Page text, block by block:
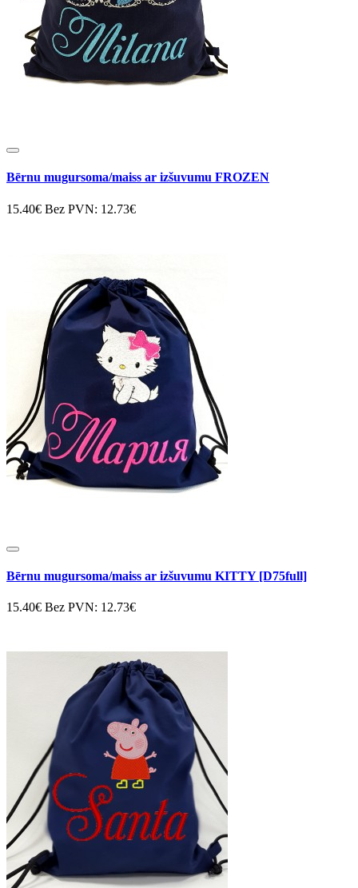
Bērnu mugursoma/maiss ar izšuvumu FROZEN
15.40€ Bez PVN: 12.73€
Bērnu mugursoma/maiss ar izšuvumu KITTY [D75full]
15.40€ Bez PVN: 12.73€